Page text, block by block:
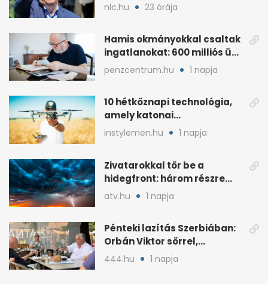
nlc.hu 23 órája
Hamis okmányokkal csaltak
ingatlanokat: 600 milliós ügy
Pestben
penzcentrum.hu 1 napja
10 hétköznapi technológia,
amely katonai
fejlesztésként indult
instylemen.hu 1 napja
Zivatarokkal tör be a
hidegfront: három részre
szakadt az ország, 21 fok a
atv.hu 1 napja
Pénteki lazítás Szerbiában:
Orbán Viktor sörrel,
trombitaszóval
444.hu 1 napja